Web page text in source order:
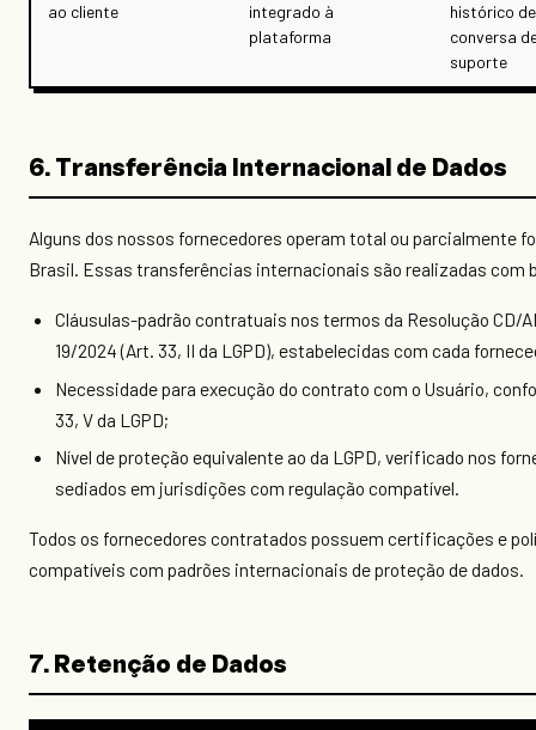
ao cliente
integrado à
plataforma
histórico de
conversa
suporte
6. Transferência Internacional de Dados
Alguns dos nossos fornecedores operam total ou parcialmente
Brasil. Essas transferências internacionais são realizadas com
Cláusulas-padrão contratuais nos termos da Resolução CD/
19/2024 (Art. 33, II da LGPD), estabelecidas com cada
Necessidade para execução do contrato com o Usuário,
33, V da LGPD;
Nível de proteção equivalente ao da LGPD, verificado nos
sediados em jurisdições com regulação compatível.
Todos os fornecedores contratados possuem certificações e
compatíveis com padrões internacionais de proteção de dados.
7. Retenção de Dados